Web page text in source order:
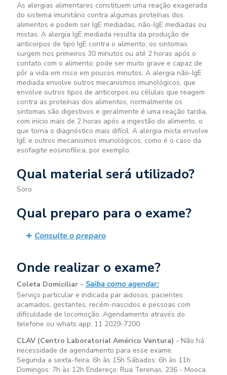
As alergias alimentares constituem uma reação exagerada
do sistema imunitário contra algumas proteínas dos
alimentos e podem ser IgE mediadas, não-IgE mediadas ou
mistas. A alergia IgE mediada resulta da produção de
anticorpos de tipo IgE contra o alimento; os sintomas
surgem nos primeiros 30 minutos ou até 2 horas após o
contato com o alimento; pode ser muito grave e capaz de
pôr a vida em risco em poucos minutos. A alergia não-IgE
mediada envolve outros mecanismos imunológicos, que
envolve outros tipos de anticorpos ou células que reagem
contra as proteínas dos alimentos; normalmente os
sintomas são digestivos e geralmente é uma reação tardia,
com início mais de 2 horas após a ingestão do alimento, o
que torna o diagnóstico mais difícil. A alergia mista envolve
IgE e outros mecanismos imunológicos, como é o caso da
esofagite eosinofílica, por exemplo.
Qual material será utilizado?
Soro
Qual preparo para o exame?
Consulte o preparo
Onde realizar o exame?
Coleta Domiciliar – Saiba como agendar:
Serviço particular e indicada par aidosos, pacientes
acamados, gestantes, recém-nascidos e pessoas com
dificuldade de locomoção. Agendamento através do
telefone ou whats app: 11 2029-7200
CLAV (Centro Laboratorial Américo Ventura) - Não há
necessidade de agendamento para esse exame.
Segunda a sexta-feira: 6h às 15h Sábados: 6h às 11h
Domingos: 7h às 12h Endereço: Rua Terenas, 236 - Mooca